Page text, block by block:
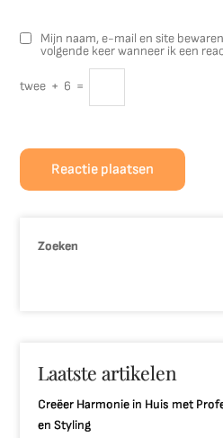
Mijn naam, e-mail en site
volgende keer wanneer ik een
twee + 6 =
Zoeken
Laatste artikelen
Creëer Harmonie in Huis met
en Styling